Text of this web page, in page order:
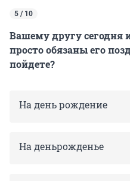
5 / 10
Вашему другу сегодня
просто обязаны его
пойдете?
На день рождение
На деньрожденье